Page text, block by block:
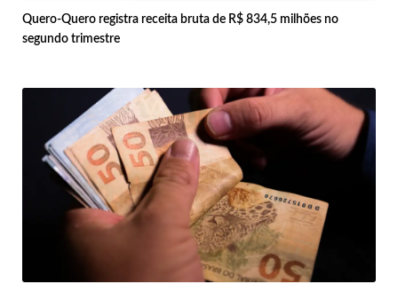
Quero-Quero registra receita bruta de R$ 834,5 milhões no
segundo trimestre